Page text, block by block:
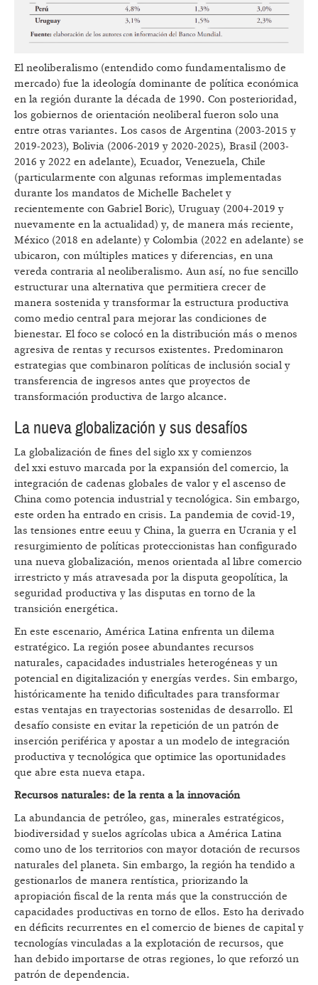
El neoliberalismo (entendido como fundamentalismo de
mercado) fue la ideología dominante de política económica
en la región durante la década de 1990. Con posterioridad,
los gobiernos de orientación neoliberal fueron solo una
entre otras variantes. Los casos de Argentina (2003-2015 y
2019-2023), Bolivia (2006-2019 y 2020-2025), Brasil (2003-
2016 y 2022 en adelante), Ecuador, Venezuela, Chile
(particularmente con algunas reformas implementadas
durante los mandatos de Michelle Bachelet y
recientemente con Gabriel Boric), Uruguay (2004-2019 y
nuevamente en la actualidad) y, de manera más reciente,
México (2018 en adelante) y Colombia (2022 en adelante) se
ubicaron, con múltiples matices y diferencias, en una
vereda contraria al neoliberalismo. Aun así, no fue sencillo
estructurar una alternativa que permitiera crecer de
manera sostenida y transformar la estructura productiva
como medio central para mejorar las condiciones de
bienestar. El foco se colocó en la distribución más o menos
agresiva de rentas y recursos existentes. Predominaron
estrategias que combinaron políticas de inclusión social y
transferencia de ingresos antes que proyectos de
transformación productiva de largo alcance.
La nueva globalización y sus desafíos
La globalización de fines del siglo xx y comienzos
del xxi estuvo marcada por la expansión del comercio, la
integración de cadenas globales de valor y el ascenso de
China como potencia industrial y tecnológica. Sin embargo,
este orden ha entrado en crisis. La pandemia de covid-19,
las tensiones entre eeuu y China, la guerra en Ucrania y el
resurgimiento de políticas proteccionistas han configurado
una nueva globalización, menos orientada al libre comercio
irrestricto y más atravesada por la disputa geopolítica, la
seguridad productiva y las disputas en torno de la
transición energética.
En este escenario, América Latina enfrenta un dilema
estratégico. La región posee abundantes recursos
naturales, capacidades industriales heterogéneas y un
potencial en digitalización y energías verdes. Sin embargo,
históricamente ha tenido dificultades para transformar
estas ventajas en trayectorias sostenidas de desarrollo. El
desafío consiste en evitar la repetición de un patrón de
inserción periférica y apostar a un modelo de integración
productiva y tecnológica que optimice las oportunidades
que abre esta nueva etapa.
Recursos naturales: de la renta a la innovación
La abundancia de petróleo, gas, minerales estratégicos,
biodiversidad y suelos agrícolas ubica a América Latina
como uno de los territorios con mayor dotación de recursos
naturales del planeta. Sin embargo, la región ha tendido a
gestionarlos de manera rentística, priorizando la
apropiación fiscal de la renta más que la construcción de
capacidades productivas en torno de ellos. Esto ha derivado
en déficits recurrentes en el comercio de bienes de capital y
tecnologías vinculadas a la explotación de recursos, que
han debido importarse de otras regiones, lo que reforzó un
patrón de dependencia.